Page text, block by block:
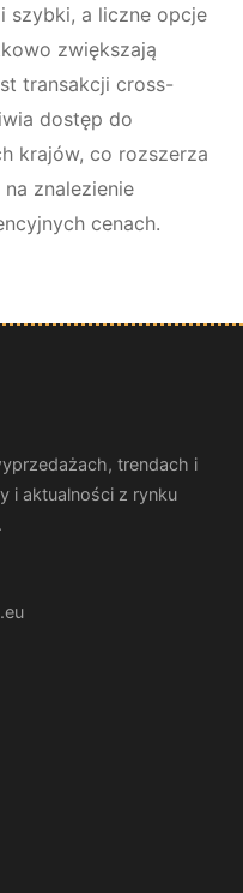
szybki, a liczne opcje
zwiększają
transakcji cross-
dostęp do
krajów, co rozszerza
znalezienie
cenach.
trendach i
i aktualności z rynku